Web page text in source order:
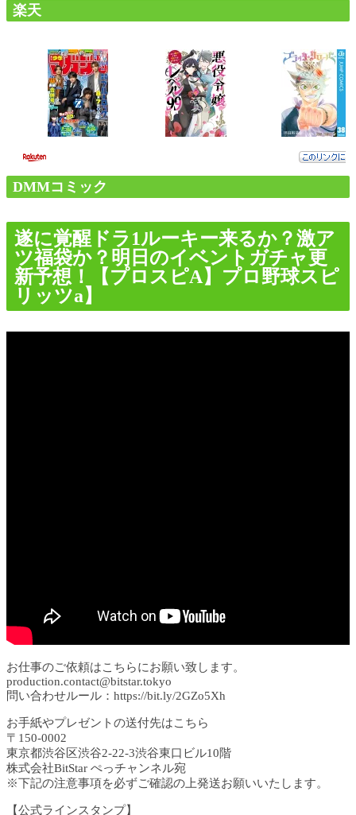
楽天
DMMコミック
遂に覚醒ドラ1ルーキー来るか？激ア
ツ福袋か？明日のイベントガチャ更
新予想！【プロスピA】プロ野球スピ
リッツa】
お仕事のご依頼はこちらにお願い致します。
production.contact@bitstar.tokyo
問い合わせルール：https://bit.ly/2GZo5Xh
お手紙やプレゼントの送付先はこちら
〒150-0002
東京都渋谷区渋谷2-22-3渋谷東口ビル10階
株式会社BitStar ぺっチャンネル宛
※下記の注意事項を必ずご確認の上発送お願いいたします。
【公式ラインスタンプ】